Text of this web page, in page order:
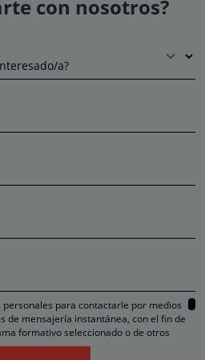
con nosotros?
para contactarle por medios
de mensajería instantánea, con el fin de
formativo seleccionado o de otros
manifestado y, en su caso, para